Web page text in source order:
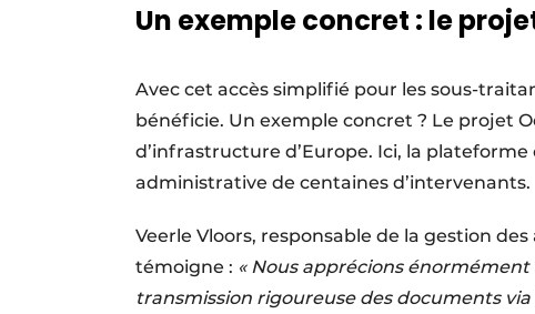
Un exemple concret : le
Avec cet accès simplifié pour les sous-
bénéficie. Un exemple concret ? Le projet
d’infrastructure d’Europe. Ici, la
administrative de centaines d’intervenants.
Veerle Vloors, responsable de la gestion
témoigne : « Nous apprécions
transmission rigoureuse des documents